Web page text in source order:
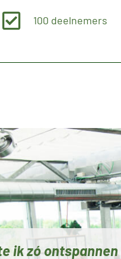
100 deelnemers
ik zó